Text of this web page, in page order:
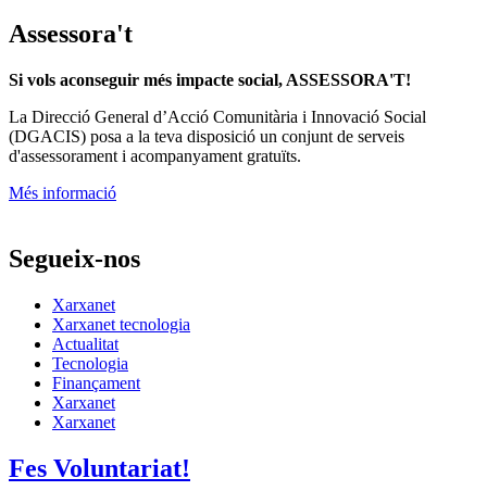
Assessora't
Si vols aconseguir més impacte social, ASSESSORA'T!
La Direcció General d’Acció Comunitària i Innovació Social
(DGACIS) posa a la teva disposició un conjunt de serveis
d'assessorament i acompanyament gratuïts.
Més informació
Segueix-nos
Xarxanet
Xarxanet tecnologia
Actualitat
Tecnologia
Finançament
Xarxanet
Xarxanet
Fes Voluntariat!